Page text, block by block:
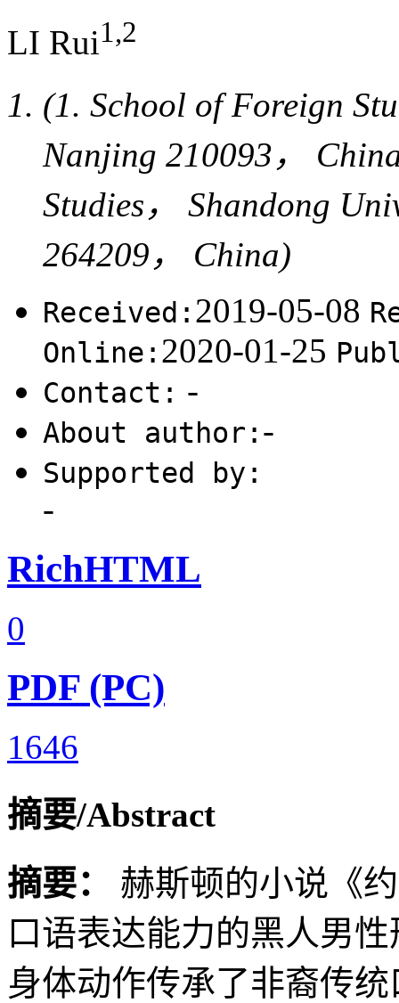
LI Rui1,2
(1. School of Foreign
Nanjing 210093，
Studies， Shandong
264209， China)
Received: 2019-05-08
Online: 2020-01-25
Contact: -
About author: -
Supported by:
-
RichHTML
0
PDF (PC)
1646
摘要/Abstract
摘要： 赫斯顿的小说《
口语表达能力的黑人男
身体动作传承了非裔传